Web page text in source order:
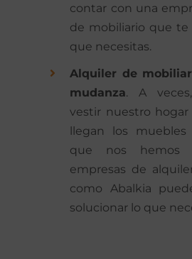
contar con una
de mobiliario que
que necesitas.
Alquiler de
mudanza. A
vestir nuestro hogar
llegan los muebles
que nos hemos
empresas de
como Abalkia
solucionar lo que